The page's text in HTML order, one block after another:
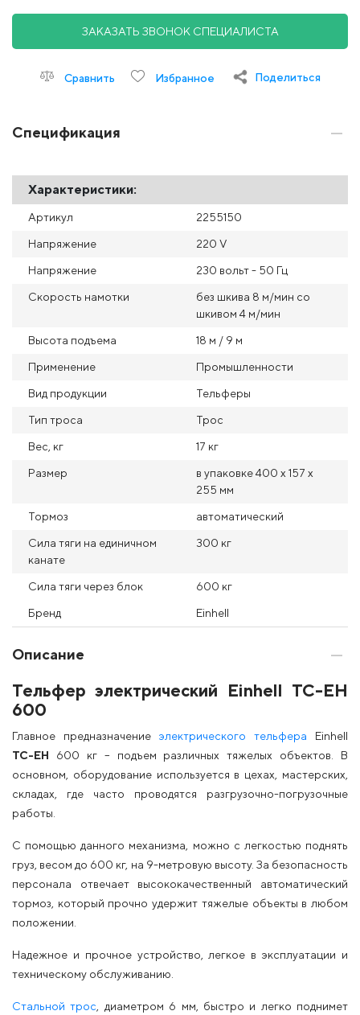
ЗАКАЗАТЬ ЗВОНОК СПЕЦИАЛИСТА
Сравнить Избранное Поделиться
Спецификация
Характеристики:
Артикул 2255150
Напряжение 220 V
Напряжение 230 вольт - 50 Гц
Скорость намотки
без шкива 8 м/мин со
шкивом 4 м/мин
Высота подъема 18 м / 9 м
Применение Промышленности
Вид продукции Тельферы
Тип троса Трос
Вес, кг 17 кг
Размер
в упаковке 400 x 157 x
255 мм
Тормоз автоматический
Сила тяги на единичном
канате
300 кг
Сила тяги через блок 600 кг
Бренд Einhell
Описание
Тельфер электрический Einhell TC-EH
600
Главное предназначение электрического тельфера Einhell
ТС-ЕН 600 кг – подъем различных тяжелых объектов. В
основном, оборудование используется в цехах, мастерских,
складах, где часто проводятся разгрузочно-погрузочные
работы.
С помощью данного механизма, можно с легкостью поднять
груз, весом до 600 кг, на 9-метровую высоту. За безопасность
персонала отвечает высококачественный автоматический
тормоз, который прочно удержит тяжелые объекты в любом
положении.
Надежное и прочное устройство, легкое в эксплуатации и
техническому обслуживанию.
Стальной трос , диаметром 6 мм, быстро и легко поднимет